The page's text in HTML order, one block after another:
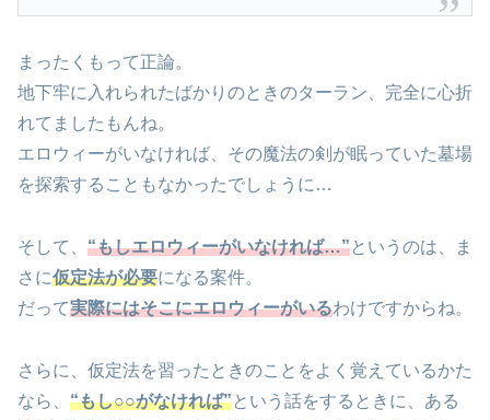
まったくもって正論。
地下牢に入れられたばかりのときのターラン、完全に心折
れてましたもんね。
エロウィーがいなければ、その魔法の剣が眠っていた墓場
を探索することもなかったでしょうに…
そして、 “もしエロウィーがいなければ…”というのは、ま
さに仮定法が必要になる案件。
だって実際にはそこにエロウィーがいるわけですからね。
さらに、仮定法を習ったときのことをよく覚えているかた
なら、 “もし○○がなければ”という話をするときに、ある